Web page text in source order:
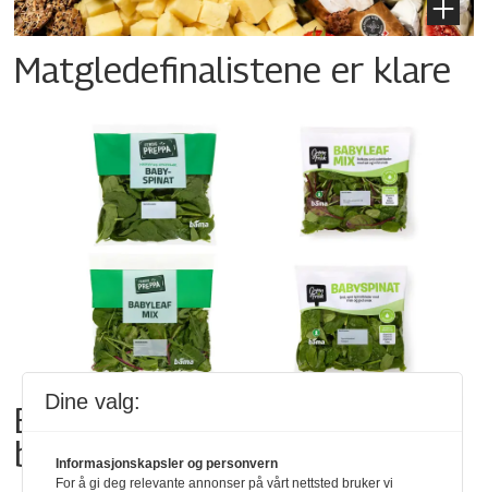
Matgledefinalistene er klare
Bama tilbakekaller
babyspinat og babyleaf mix
Dine valg:
Informasjonskapsler og personvern
For å gi deg relevante annonser på vårt nettsted bruker vi